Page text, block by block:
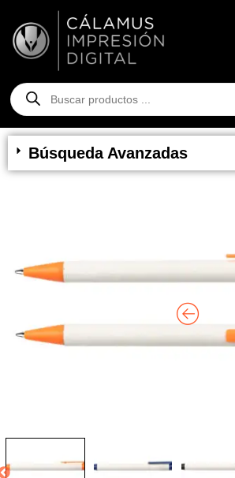
Búsqueda Avanzadas